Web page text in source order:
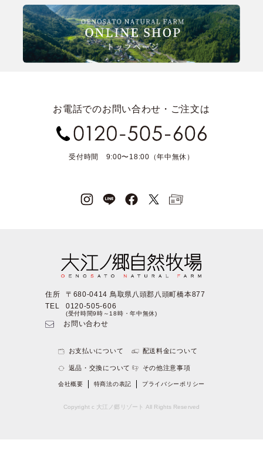
お電話でのお問い合わせ・ご注文は
受付時間 9:00〜18:00（年中無休）
住所
〒680-0414 鳥取県八頭郡八頭町橋本877
TEL
0120-505-606
(受付時間9時～18時・年中無休)
お問い合わせ
お支払いについて 配送料金について
返品・交換について その他注意事項
会社概要 特商法の表記 プライバシーポリシー
Copyright c 大江ノ郷リゾート All Rights Reserved